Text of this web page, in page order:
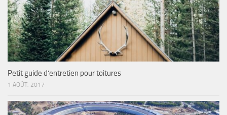
Petit guide d’entretien pour toitures
1 AOÛT, 2017